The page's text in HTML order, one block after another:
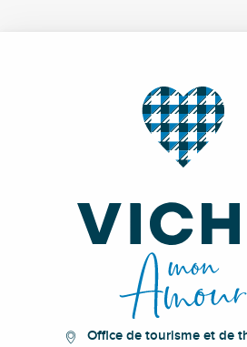
Office de tourisme et de